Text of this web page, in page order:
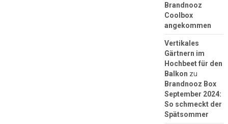
Brandnooz
Coolbox
angekommen
Vertikales
Gärtnern im
Hochbeet für den
Balkon zu
Brandnooz Box
September 2024:
So schmeckt der
Spätsommer